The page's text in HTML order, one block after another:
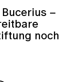
–
noch